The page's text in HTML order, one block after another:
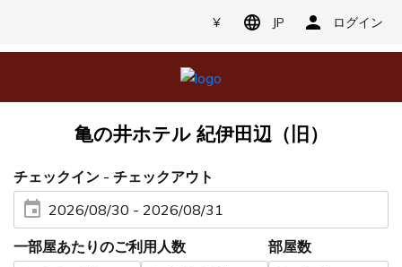
¥ JP ログイン
亀の井ホテル 紀伊田辺（旧）
チェックイン - チェックアウト
2026/08/30 - 2026/08/31
一部屋あたりのご利用人数
部屋数